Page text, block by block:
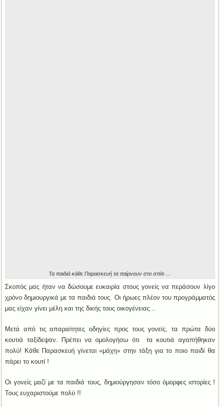
Τα παιδιά κάθε Παρασκευή τα παίρνουν στο σπίτι …
Σκοπός μας ήταν να δώσουμε ευκαιρία στους γονείς να περάσουν λίγο
χρόνο δημιουργικά με τα παιδιά τους. Οι ήρωες πλέον του προγράμματός
μας είχαν γίνει μέλη και της δικής τους οικογένειας ..
Μετά από τις απαραίτητες οδηγίες προς τους γονείς, τα πρώτα δύο
κουτιά ταξίδεψαν. Πρέπει να ομολογήσω ότι τα κουτιά αγαπήθηκαν
πολύ! Κάθε Παρασκευή γίνεται «μάχη» στην τάξη για το ποιο παιδί θα
πάρει το κουτί !
Οι γονείς μαζί με τα παιδιά τους, δημιούργησαν τόσο όμορφες ιστορίες !
Τους ευχαριστούμε πολύ !!